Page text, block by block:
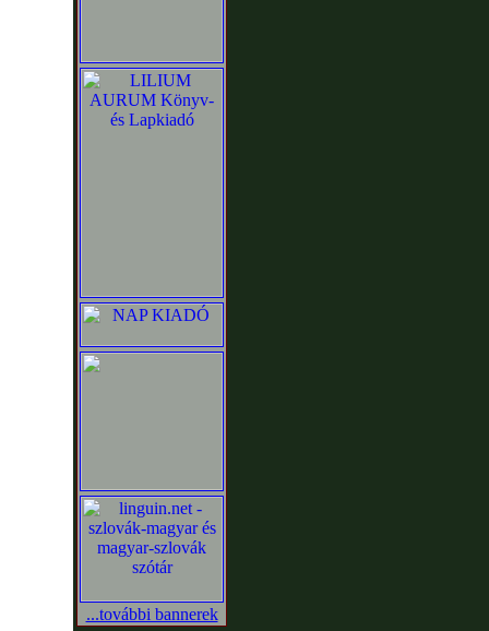
...további bannerek